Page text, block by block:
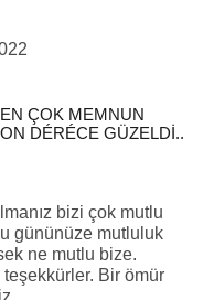
ÇOK MEMNUN
DÉRÉCE GÜZELDİ..
bizi çok mutlu
gününüze mutluluk
ne mutlu bize.
Bir ömür